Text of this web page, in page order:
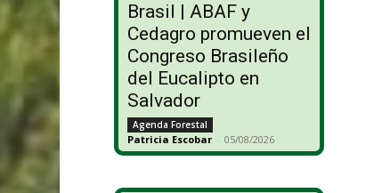
Brasil | ABAF y
Cedagro promueven el
Congreso Brasileño
del Eucalipto en
Salvador
Agenda Forestal
Patricia Escobar - 05/08/2026